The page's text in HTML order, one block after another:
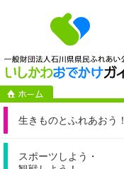
生きものとふれあおう！
スポーツしよう・